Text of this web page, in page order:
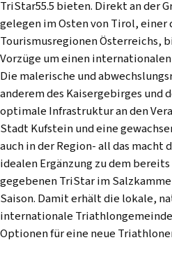
TriStar55.5 bieten. Direkt an der
gelegen im Osten von Tirol,
Tourismusregionen Österreichs,
Vorzüge um einen
Die malerische und
anderem des Kaisergebirges und
optimale Infrastruktur an den
Stadt Kufstein und eine
auch in der Region- all das macht
idealen Ergänzung zu dem
gegebenen TriStar im
Saison. Damit erhält die lokale,
internationale
Optionen für eine neue